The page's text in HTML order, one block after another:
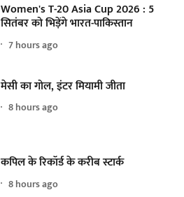
Women's T-20 Asia Cup 2026 : 5
सितंबर को भिड़ेंगे भारत-पाकिस्तान
7 hours ago
मेसी का गोल, इंटर मियामी जीता
8 hours ago
कपिल के रिकॉर्ड के करीब स्टार्क
8 hours ago